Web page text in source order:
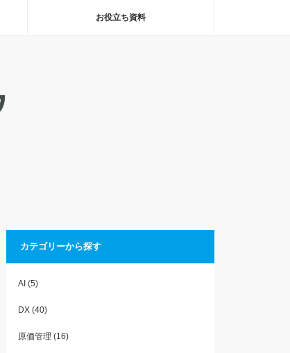
お役立ち資料
カテゴリーから探す
AI (5)
DX(40)
原価管理 (16)